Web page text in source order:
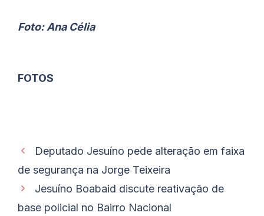
Foto: Ana Célia
FOTOS
Deputado Jesuíno pede alteração em faixa
de segurança na Jorge Teixeira
Jesuíno Boabaid discute reativação de
base policial no Bairro Nacional